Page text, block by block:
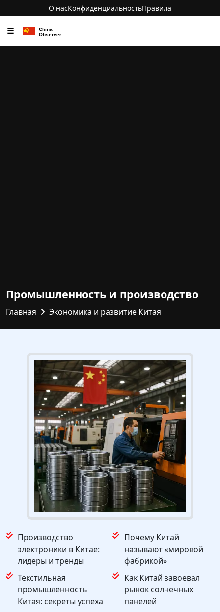
О насКонфиденциальностьПравила
☰
Промышленность и производство
Главная Экономика и развитие Китая
Производство
электроники в Китае:
лидеры и тренды
Почему Китай
называют «мировой
фабрикой»
Текстильная
промышленность
Китая: секреты успеха
Как Китай завоевал
рынок солнечных
панелей